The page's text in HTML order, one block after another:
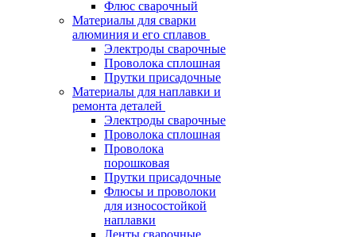
Флюс сварочный
Материалы для сварки
алюминия и его сплавов
Электроды сварочные
Проволока сплошная
Прутки присадочные
Материалы для наплавки и
ремонта деталей
Электроды сварочные
Проволока сплошная
Проволока
порошковая
Прутки присадочные
Флюсы и проволоки
для износостойкой
наплавки
Ленты сварочные